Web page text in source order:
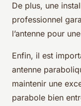
De plus, une
professionnel
l’antenne pour
Enfin, il est
antenne
maintenir une
parabole bien